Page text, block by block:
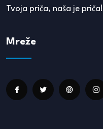
Tvoja priča, naša je priča!
Mreže